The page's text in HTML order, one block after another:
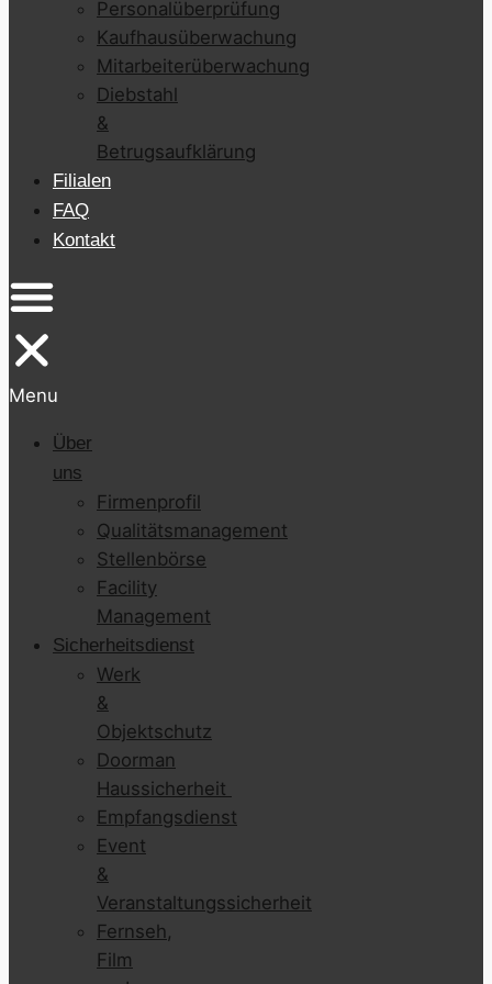
Personalüberprüfung
Kaufhausüberwachung
Mitarbeiterüberwachung
Diebstahl
&
Betrugsaufklärung
Filialen
FAQ
Kontakt
Menu
Über
uns
Firmenprofil
Qualitätsmanagement
Stellenbörse
Facility
Management
Sicherheitsdienst
Werk
&
Objektschutz
Doorman
Haussicherheit
Empfangsdienst
Event
&
Veranstaltungssicherheit
Fernseh,
Film